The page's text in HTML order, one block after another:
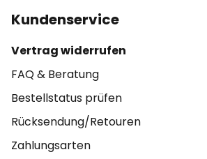
Kundenservice
Vertrag widerrufen
FAQ & Beratung
Bestellstatus prüfen
Rücksendung/Retouren
Zahlungsarten